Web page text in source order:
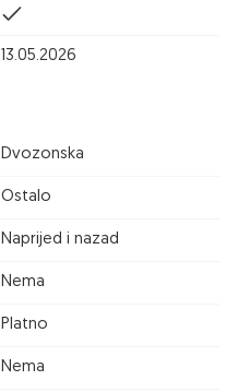
13.05.2026
Dvozonska
Ostalo
Naprijed i nazad
Nema
Platno
Nema